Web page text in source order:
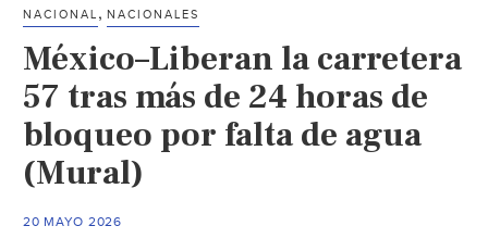
Gobierno
de
Luis
Potosí
acuerdan
desfogue
controlado
NACIONAL ,NACIONALES
México–Liberan la carretera
57 tras más de 24 horas de
bloqueo por falta de agua
(Mural)
20 MAYO 2026